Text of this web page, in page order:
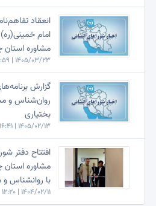
انعقاد
امام
مشاوره استان
1405/03/23 | 8:59
گزارش
روان‌شناس و
بختیاری
1405/02/13 | 16:41
افتتاح دفتر
مشاوره استان
با روانشناس و
1404/02/11 | 12:20